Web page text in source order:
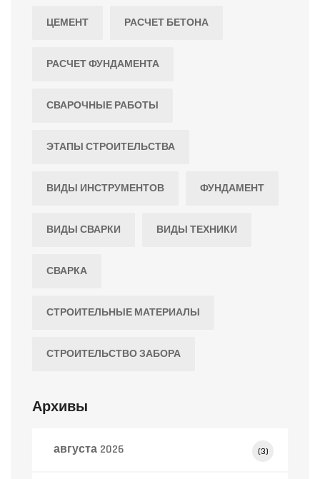
ЦЕМЕНТ РАСЧЕТ БЕТОНА
РАСЧЕТ ФУНДАМЕНТА
СВАРОЧНЫЕ РАБОТЫ
ЭТАПЫ СТРОИТЕЛЬСТВА
ВИДЫ ИНСТРУМЕНТОВ ФУНДАМЕНТ
ВИДЫ СВАРКИ ВИДЫ ТЕХНИКИ
СВАРКА
СТРОИТЕЛЬНЫЕ МАТЕРИАЛЫ
СТРОИТЕЛЬСТВО ЗАБОРА
Архивы
августа 2026 (3)